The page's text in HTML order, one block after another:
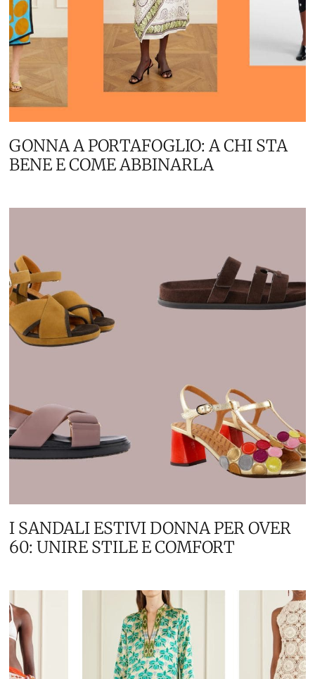
GONNA A PORTAFOGLIO: A CHI STA
BENE E COME ABBINARLA
I SANDALI ESTIVI DONNA PER OVER
60: UNIRE STILE E COMFORT